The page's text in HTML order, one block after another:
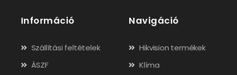
Információ
Szállítási feltételek
ÁSZF
Navigáció
Hikvision termékek
Klíma